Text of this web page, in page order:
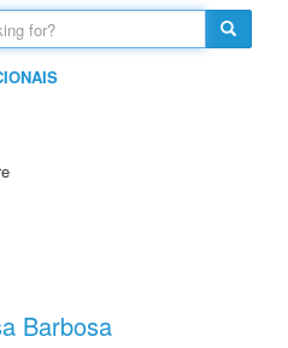
Barbosa